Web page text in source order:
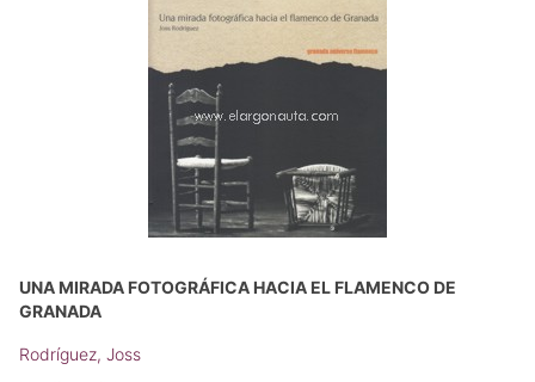
UNA MIRADA FOTOGRÁFICA HACIA EL FLAMENCO DE
GRANADA
Rodríguez, Joss